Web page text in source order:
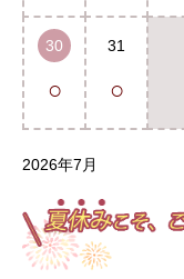
30
○
31
○
2026年7月